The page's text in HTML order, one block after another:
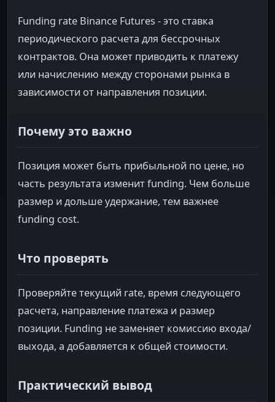
Funding rate Binance Futures - это ставка
периодического расчета для бессрочных
контрактов. Она может приводить к платежу
или начислению между сторонами рынка в
зависимости от направления позиции.
Почему это важно
Позиция может быть прибыльной по цене, но
часть результата изменит funding. Чем больше
размер и дольше удержание, тем важнее
funding cost.
Что проверять
Проверяйте текущий rate, время следующего
расчета, направление платежа и размер
позиции. Funding не заменяет комиссию входа/
выхода, а добавляется к общей стоимости.
Практический вывод